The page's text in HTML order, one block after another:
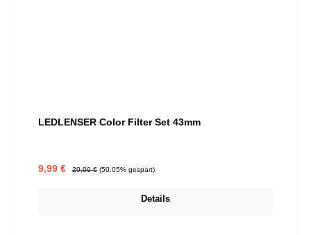
LEDLENSER Color Filter Set 43mm
Verkaufspreis:
9,99 € Regulärer Preis:
20,00 € (50.05% gespart)
Details